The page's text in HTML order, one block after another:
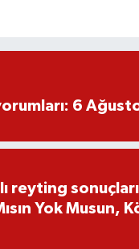
6
reyting
Yok Musun,